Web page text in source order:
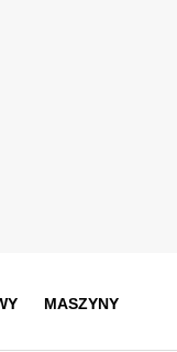
MASZYNY